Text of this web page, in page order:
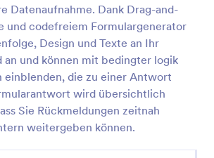
Datenaufnahme. Dank Drag-and-
und codefreiem Formulargenerator
Design und Texte an Ihr
an und können mit bedingter logik
einblenden, die zu einer Antwort
wird übersichtlich
Sie Rückmeldungen zeitnah
weitergeben können.
Feedback Umfrage
der Feedback-Umfrage zum ersten
nach einem Treffen, um
und Interesse an
Treffen auszuwerten, ideal für
oder Beziehungsberatung mit